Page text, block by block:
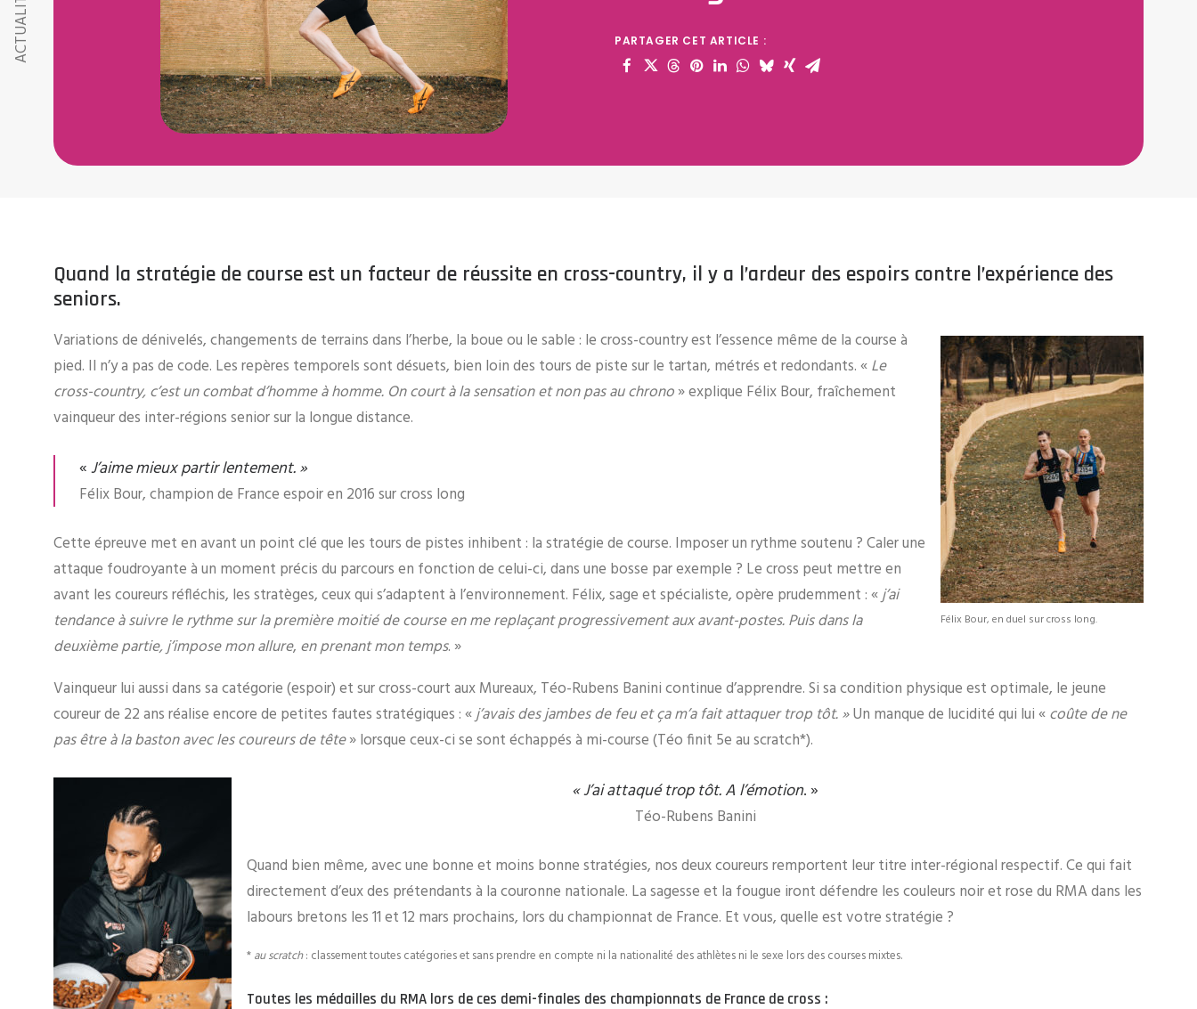
PARTAGER CET ARTICLE :
Quand la stratégie de course est un facteur de réussite en cross-country, il y a l’ardeur des espoirs contre l’expérience des
seniors.
Félix Bour, en duel sur cross long.
Variations de dénivelés, changements de terrains dans l’herbe, la boue ou le sable : le cross-country est l’essence même de la course à
pied. Il n’y a pas de code. Les repères temporels sont désuets, bien loin des tours de piste sur le tartan, métrés et redondants. «Le
cross-country, c’est un combat d’homme à homme. On court à la sensation et non pas au chrono» explique Félix Bour, fraîchement
vainqueur des inter-régions senior sur la longue distance.
«J’aime mieux partir lentement. »
Félix Bour, champion de France espoir en 2016 sur cross long
Cette épreuve met en avant un point clé que les tours de pistes inhibent : la stratégie de course. Imposer un rythme soutenu ? Caler une
attaque foudroyante à un moment précis du parcours en fonction de celui-ci, dans une bosse par exemple ? Le cross peut mettre en
avant les coureurs réfléchis, les stratèges, ceux qui s’adaptent à l’environnement. Félix, sage et spécialiste, opère prudemment : «j’ai
tendance à suivre le rythme sur la première moitié de course en me replaçant progressivement aux avant-postes. Puis dans la
deuxième partie, j’impose mon allure, en prenant mon temps. »
Vainqueur lui aussi dans sa catégorie (espoir) et sur cross-court aux Mureaux, Téo-Rubens Banini continue d’apprendre. Si sa condition physique est optimale, le jeune
coureur de 22 ans réalise encore de petites fautes stratégiques : «j’avais des jambes de feu et ça m’a fait attaquer trop tôt. »Un manque de lucidité qui lui «coûte de ne
pas être à la baston avec les coureurs de tête» lorsque ceux-ci se sont échappés à mi-course (Téo finit 5e au scratch*).
« J’ai attaqué trop tôt. A l’émotion. »
Téo-Rubens Banini
Quand bien même, avec une bonne et moins bonne stratégies, nos deux coureurs remportent leur titre inter-régional respectif. Ce qui fait
directement d’eux des prétendants à la couronne nationale. La sagesse et la fougue iront défendre les couleurs noir et rose du RMA dans les
labours bretons les 11 et 12 mars prochains, lors du championnat de France. Et vous, quelle est votre stratégie ?
*au scratch: classement toutes catégories et sans prendre en compte ni la nationalité des athlètes ni le sexe lors des courses mixtes.
Toutes les médailles du RMA lors de ces demi-finales des championnats de France de cross :